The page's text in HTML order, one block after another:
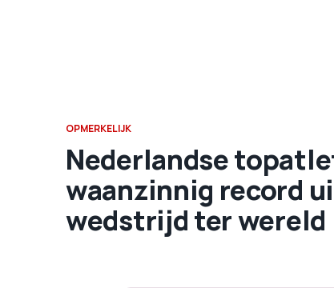
OPMERKELIJK
Nederlandse
waanzinnig record
wedstrijd ter wereld